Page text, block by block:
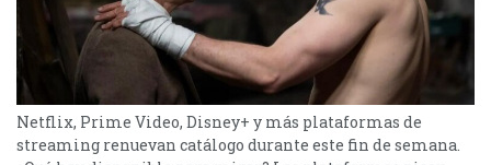
Netflix, Prime Video, Disney+ y más plataformas de
streaming renuevan catálogo durante este fin de semana.